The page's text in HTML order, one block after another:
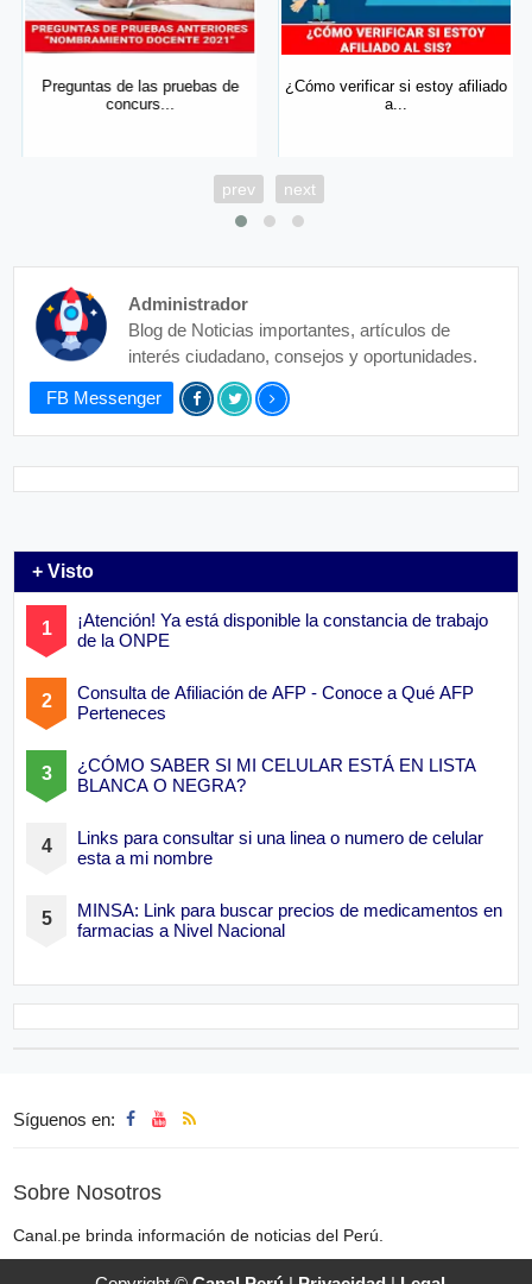
Preguntas de las pruebas de
concurs...
¿Cómo verificar si estoy afiliado
a...
prev next
Administrador
Blog de Noticias importantes, artículos de
interés ciudadano, consejos y oportunidades.
FB Messenger
+ Visto
¡Atención! Ya está disponible la constancia de trabajo
de la ONPE
Consulta de Afiliación de AFP - Conoce a Qué AFP
Perteneces
¿CÓMO SABER SI MI CELULAR ESTÁ EN LISTA
BLANCA O NEGRA?
Links para consultar si una linea o numero de celular
esta a mi nombre
MINSA: Link para buscar precios de medicamentos en
farmacias a Nivel Nacional
Síguenos en:
Sobre Nosotros
Canal.pe brinda información de noticias del Perú.